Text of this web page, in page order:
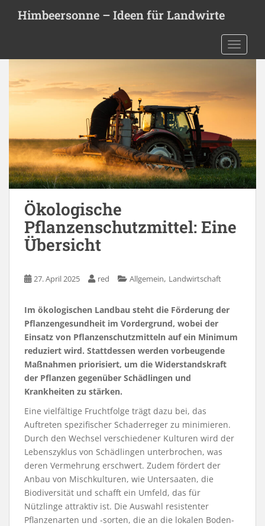
t
Himbeersonne – Ideen für Landwirte
Ökologische
Pflanzenschutzmittel: Eine
Übersicht
27. April 2025 red Allgemein, Landwirtschaft
Im ökologischen Landbau steht die Förderung der
Pflanzengesundheit im Vordergrund, wobei der
Einsatz von Pflanzenschutzmitteln auf ein Minimum
reduziert wird. Stattdessen werden vorbeugende
Maßnahmen priorisiert, um die Widerstandskraft
der Pflanzen gegenüber Schädlingen und
Krankheiten zu stärken.
Eine vielfältige Fruchtfolge trägt dazu bei, das
Auftreten spezifischer Schaderreger zu minimieren.
Durch den Wechsel verschiedener Kulturen wird der
Lebenszyklus von Schädlingen unterbrochen, was
deren Vermehrung erschwert. Zudem fördert der
Anbau von Mischkulturen, wie Untersaaten, die
Biodiversität und schafft ein Umfeld, das für
Nützlinge attraktiv ist. Die Auswahl resistenter
Pflanzenarten und -sorten, die an die lokalen Boden-